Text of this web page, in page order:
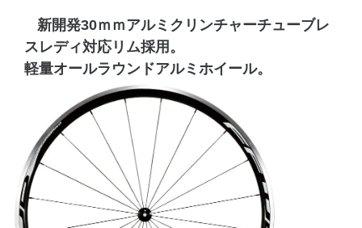
新開発30ｍｍアルミクリンチャーチューブレ
スレディ対応リム採用。
軽量オールラウンドアルミホイール。